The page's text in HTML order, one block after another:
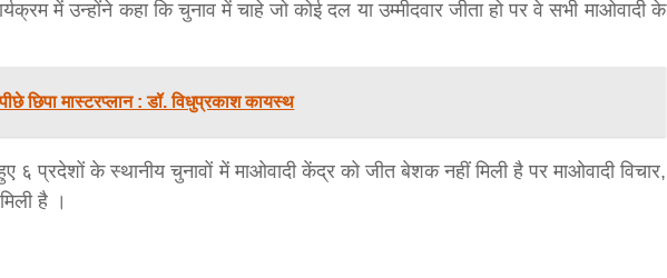
में उन्होंने कहा कि चुनाव में चाहे जो कोई दल या उम्मीदवार जीता हो पर वे सभी माओवादी के
छिपा मास्टरप्लान : डॉ. विधुप्रकाश कायस्थ
६ प्रदेशों के स्थानीय चुनावों में माओवादी केंद्र को जीत बेशक नहीं मिली है पर माओवादी विचार,
है ।